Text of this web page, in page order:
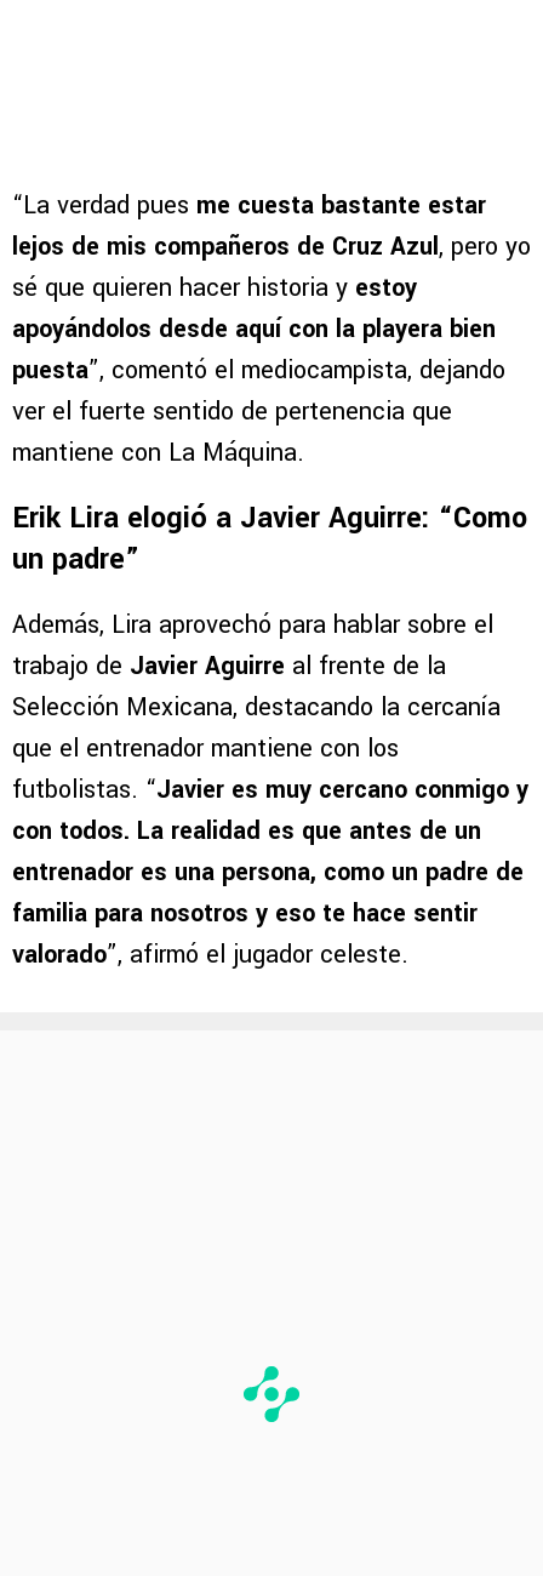
“La verdad pues me cuesta bastante estar
lejos de mis compañeros de Cruz Azul, pero yo
sé que quieren hacer historia y estoy
apoyándolos desde aquí con la playera bien
puesta”, comentó el mediocampista, dejando
ver el fuerte sentido de pertenencia que
mantiene con La Máquina.
Erik Lira elogió a Javier Aguirre: “Como
un padre”
Además, Lira aprovechó para hablar sobre el
trabajo de Javier Aguirre al frente de la
Selección Mexicana, destacando la cercanía
que el entrenador mantiene con los
futbolistas. “Javier es muy cercano conmigo y
con todos. La realidad es que antes de un
entrenador es una persona, como un padre de
familia para nosotros y eso te hace sentir
valorado”, afirmó el jugador celeste.